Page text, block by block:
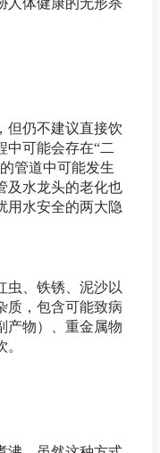
人体健康的无形杀
但仍不建议直接饮
中可能会存在“二
管道中可能发生
及水龙头的老化也
用水安全的两大隐
虫、铁锈、泥沙以
质，包含可能致病
产物）、重金属物